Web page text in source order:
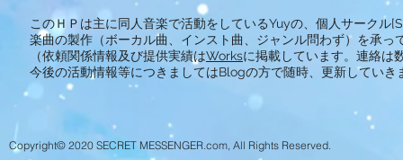
このＨＰは主に同人音楽で活動をしているYuyの、個人サークル
楽曲の製作（ボーカル曲、インスト曲、ジャンル問わず）を承
（依頼関係情報及び提供実績はWorksに掲載しています。連絡は
今後の活動情報等につきましてはBlogの方で随時、更新していき
Copyright© 2020 SECRET MESSENGER.com, All Rights Reserved.